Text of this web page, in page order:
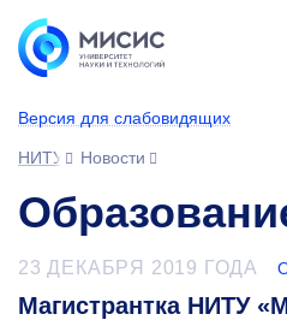
Версия для слабовидящих
НИТУ МИСИС
Новости
23 ДЕКАБРЯ 2019 ГОДА
Магистрантка НИТУ